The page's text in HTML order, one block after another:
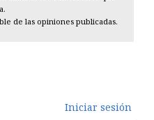
de las opiniones publicadas.
Iniciar sesión